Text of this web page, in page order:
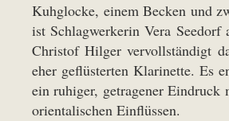
Kuhglocke, einem Becken und
ist Schlagwerkerin Vera Seedorf
Christof Hilger vervollständigt
eher geflüsterten Klarinette. Es
ein ruhiger, getragener Eindruck
orientalischen Einflüssen.